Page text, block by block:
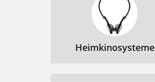
Heimkinosysteme